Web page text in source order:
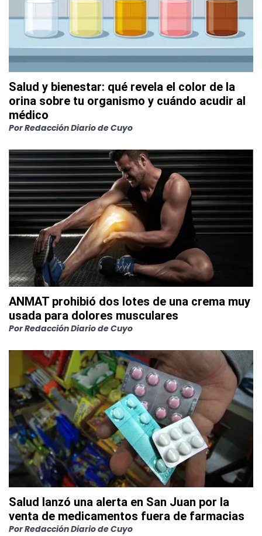
Salud y bienestar: qué revela el color de la
orina sobre tu organismo y cuándo acudir al
médico
PorRedacción Diario de Cuyo
ANMAT prohibió dos lotes de una crema muy
usada para dolores musculares
PorRedacción Diario de Cuyo
Salud lanzó una alerta en San Juan por la
venta de medicamentos fuera de farmacias
PorRedacción Diario de Cuyo